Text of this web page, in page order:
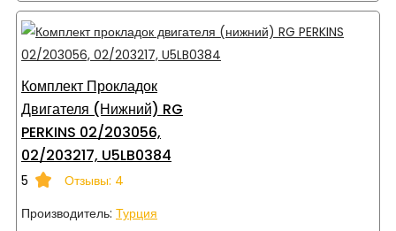
Комплект Прокладок
Двигателя (нижний) RG
PERKINS 02/203056,
02/203217, U5LB0384
5
Отзывы: 4
Производитель: Турция